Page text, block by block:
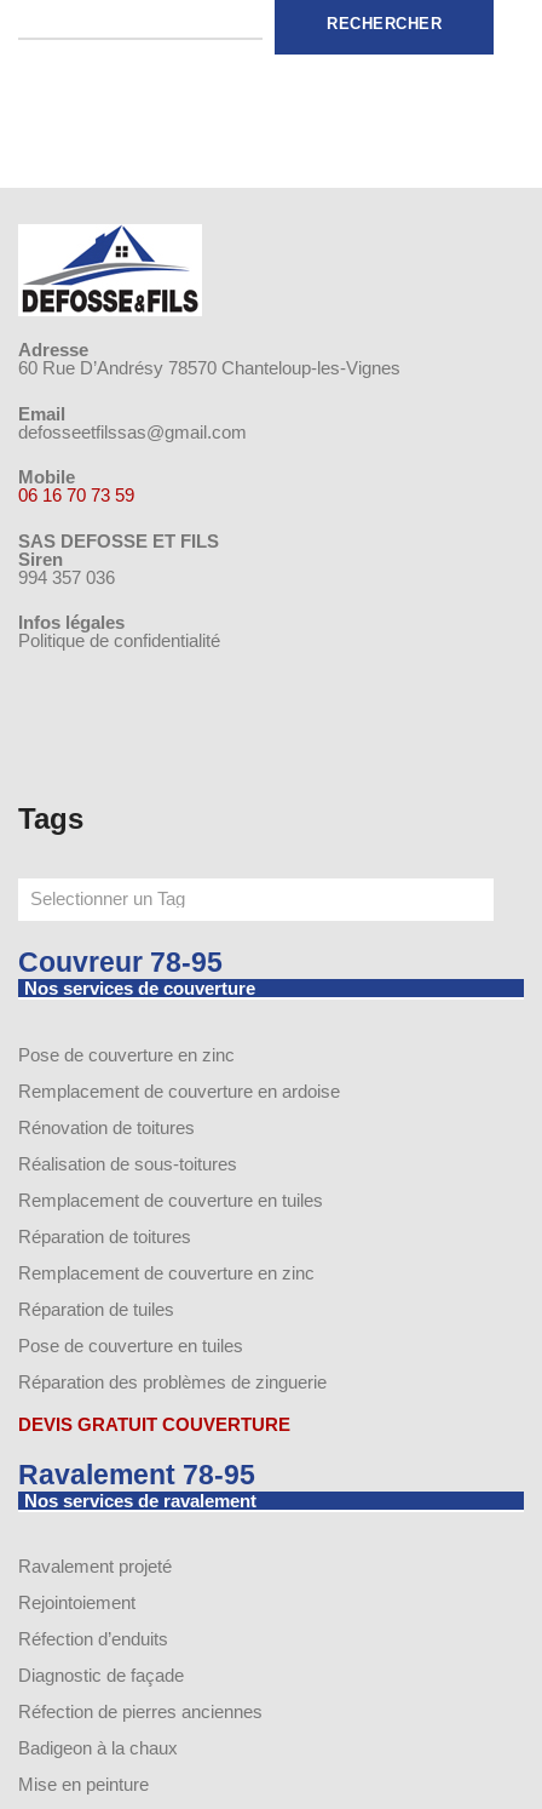
RECHERCHER
Adresse
60 Rue D’Andrésy 78570 Chanteloup-les-Vignes
Email
defosseetfilssas@gmail.com
Mobile
06 16 70 73 59
SAS DEFOSSE ET FILS
Siren
994 357 036
Infos légales
Politique de confidentialité
Tags
Couvreur 78-95
Nos services de couverture
Pose de couverture en zinc
Remplacement de couverture en ardoise
Rénovation de toitures
Réalisation de sous-toitures
Remplacement de couverture en tuiles
Réparation de toitures
Remplacement de couverture en zinc
Réparation de tuiles
Pose de couverture en tuiles
Réparation des problèmes de zinguerie
DEVIS GRATUIT COUVERTURE
Ravalement 78-95
Nos services de ravalement
Ravalement projeté
Rejointoiement
Réfection d’enduits
Diagnostic de façade
Réfection de pierres anciennes
Badigeon à la chaux
Mise en peinture